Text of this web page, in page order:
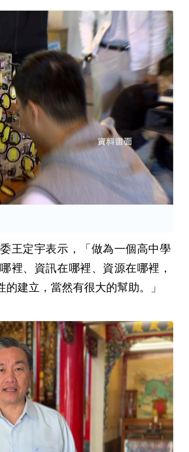
王定宇表示，「做為一個高中學
裡、資訊在哪裡、資源在哪裡，
建立，當然有很大的幫助。」